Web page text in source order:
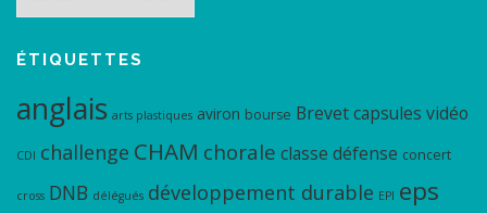
ÉTIQUETTES
anglais arts plastiques aviron bourse Brevetcapsules vidéo
CDI challenge CHAM chorale classe défense concert
cross DNB délégués développement durable EPI eps